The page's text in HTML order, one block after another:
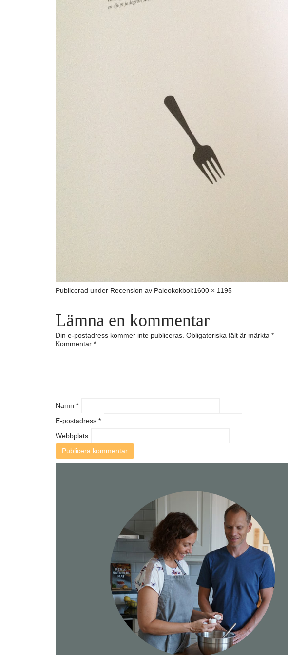
Publicerad under Recension av PaleokokbokFull
1600 × 1195
Lämna en kommentar
Din e-postadress kommer inte publiceras. Obligatoriska fält är märkta *
Kommentar *
Namn *
E-postadress *
Webbplats